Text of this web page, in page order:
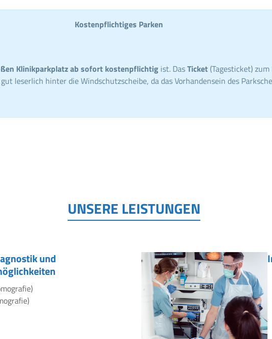
Kostenpflichtiges Parken
Klinikparkplatz ab sofort kostenpflichtig ist. DasTicket (Tagesticket)
leserlich hinter die Windschutzscheibe, da das Vorhandensein des
UNSERE LEISTUNGEN
und